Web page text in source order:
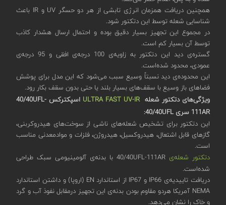
همچنین دریافت همزمان انرژی تابشی از هر دو حسگر UV و IR باعث
شناسایی شعله توسط این دتکتور شود.
در مجموع این تجهیز بسیار دقیق بوده و احتمال ارسال هشدار کاذب
توسط آن بسیار کم است.
گستره‌ی دید این دتکتور به زاویه‌ی 100 درجه‌ی افقی و 95 درجه‌ی
عمودی، محدود شده‌است.
این محدوده‌ی دید نسبتاً وسیع سبب می‌شود که این مدل برای پوشش
فضاهای باز وسیع با سقف‌های بسیار بلند یا حتی بدون سقف بکار ‌رود.
ویژگی‌های دتکتور شعله ULTRA FAST UV-IR
اسپکترکس 40/40UFL-
111AR سری 40/40
UFL
:
این دتکتور برای تشخیص شعله‌های ناشی از سوخت‌های هیدروکربنی،
گازهای قابل اشتعال، هیدروکسیل، هیدروژن، فلزات و موادمعدنی مناسب
است.
دتکتور شعله‌ی
40/40UFL-111AR با بدنه‌ی آلومینیومی سبک طراحی
شده‌است.
دریافت تاییدیه‌ی IP66 و IP67 از استاندارد EN (اروپا) و داشتن استاندارد
NEMA آمریکا هردو مقاوم بودن بدنه‌ی این تجهیز درمقابل نفوذ آب و گرد
و خاک را نشان می‌دهد.